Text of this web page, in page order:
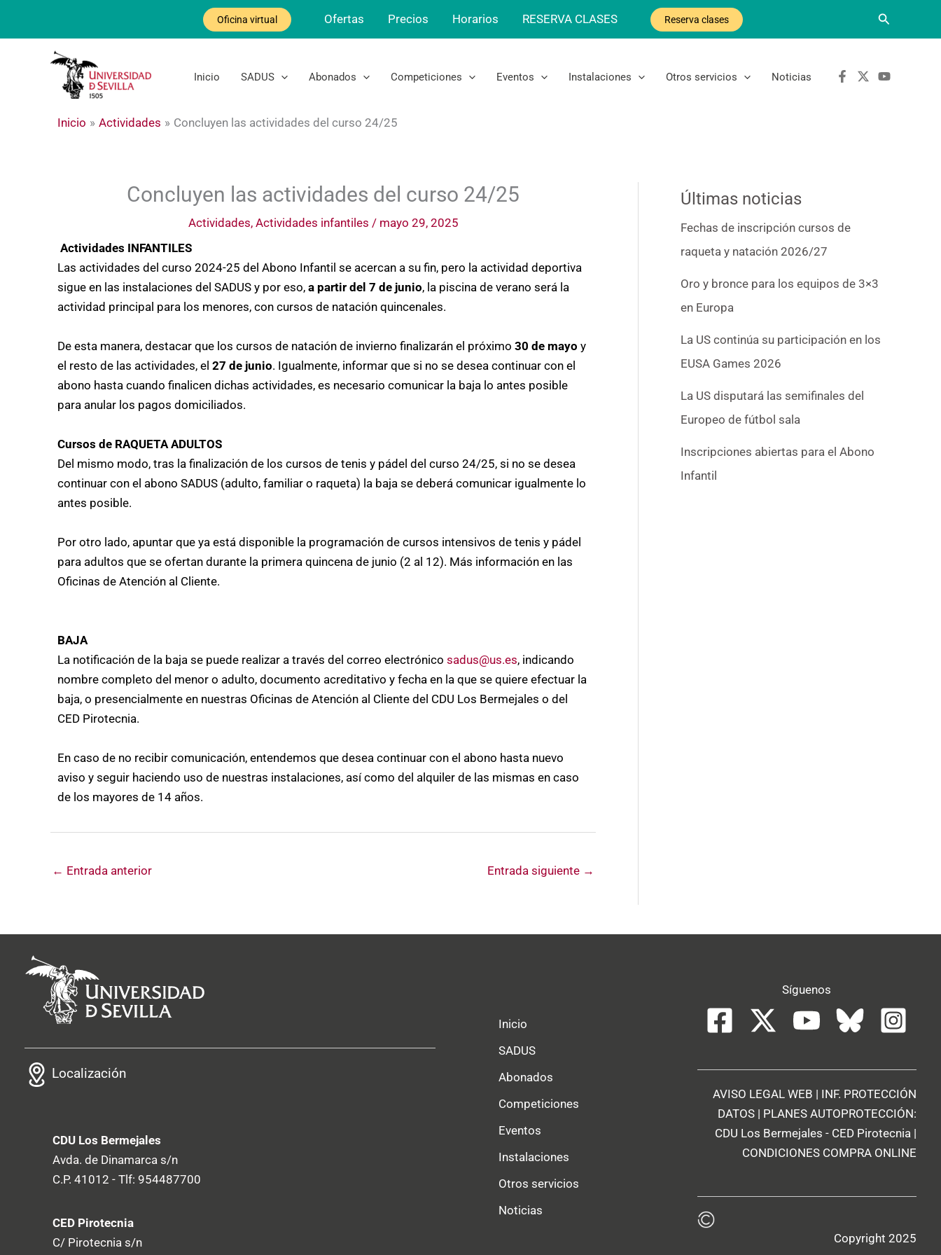
Oficina virtual Ofertas Precios Horarios RESERVA CLASES Reserva clases Buscar
Inicio SADUS Abonados Competiciones Eventos Instalaciones Otros servicios Noticias
Inicio Actividades Concluyen las actividades del curso 24/25
Concluyen las actividades del curso 24/25
Actividades, Actividades infantiles / mayo 29, 2025
Actividades INFANTILES
Las actividades del curso 2024-25 del Abono Infantil se acercan a su fin, pero la actividad deportiva
sigue en las instalaciones del SADUS y por eso, a partir del 7 de junio, la piscina de verano será la
actividad principal para los menores, con cursos de natación quincenales.
De esta manera, destacar que los cursos de natación de invierno finalizarán el próximo 30 de mayo y
el resto de las actividades, el 27 de junio. Igualmente, informar que si no se desea continuar con el
abono hasta cuando finalicen dichas actividades, es necesario comunicar la baja lo antes posible
para anular los pagos domiciliados.
Cursos de RAQUETA ADULTOS
Del mismo modo, tras la finalización de los cursos de tenis y pádel del curso 24/25, si no se desea
continuar con el abono SADUS (adulto, familiar o raqueta) la baja se deberá comunicar igualmente lo
antes posible.
Por otro lado, apuntar que ya está disponible la programación de cursos intensivos de tenis y pádel
para adultos que se ofertan durante la primera quincena de junio (2 al 12). Más información en las
Oficinas de Atención al Cliente.
BAJA
La notificación de la baja se puede realizar a través del correo electrónico sadus@us.es, indicando
nombre completo del menor o adulto, documento acreditativo y fecha en la que se quiere efectuar la
baja, o presencialmente en nuestras Oficinas de Atención al Cliente del CDU Los Bermejales o del
CED Pirotecnia.
En caso de no recibir comunicación, entendemos que desea continuar con el abono hasta nuevo
aviso y seguir haciendo uso de nuestras instalaciones, así como del alquiler de las mismas en caso
de los mayores de 14 años.
← Entrada anterior Entrada siguiente →
Últimas noticias
Fechas de inscripción cursos de
raqueta y natación 2026/27
Oro y bronce para los equipos de 3×3
en Europa
La US continúa su participación en los
EUSA Games 2026
La US disputará las semifinales del
Europeo de fútbol sala
Inscripciones abiertas para el Abono
Infantil
Localización
CDU Los Bermejales
Avda. de Dinamarca s/n
C.P. 41012 - Tlf: 954487700
CED Pirotecnia
C/ Pirotecnia s/n
Inicio
SADUS
Abonados
Competiciones
Eventos
Instalaciones
Otros servicios
Noticias
Síguenos
AVISO LEGAL WEB | INF. PROTECCIÓN
DATOS | PLANES AUTOPROTECCIÓN:
CDU Los Bermejales - CED Pirotecnia |
CONDICIONES COMPRA ONLINE
Copyright 2025